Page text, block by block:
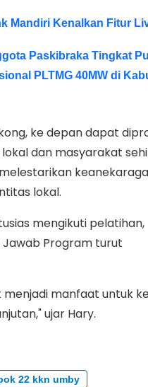
Mandiri Kenalkan Fitur
Paskibraka Tingkat
PLTMG 40MW di
ke depan dapat
dan masyarakat
lokal.
mengikuti pelatihan,
Jawab Program turut
manfaat untuk
ujar Hary.
22 kkn umby